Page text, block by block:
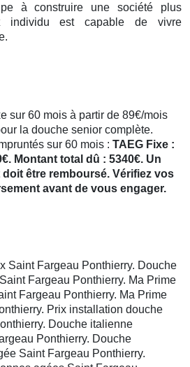
à construire une société plus
individu est capable de vivre
sur 60 mois à partir de 89€/mois
la douche senior complète.
sur 60 mois : TAEG Fixe :
Montant total dû : 5340€. Un
être remboursé. Vérifiez vos
avant de vous engager.
Saint Fargeau Ponthierry. Douche
Fargeau Ponthierry. Ma Prime
Fargeau Ponthierry. Ma Prime
Prix installation douche
Douche italienne
Ponthierry. Douche
Saint Fargeau Ponthierry.